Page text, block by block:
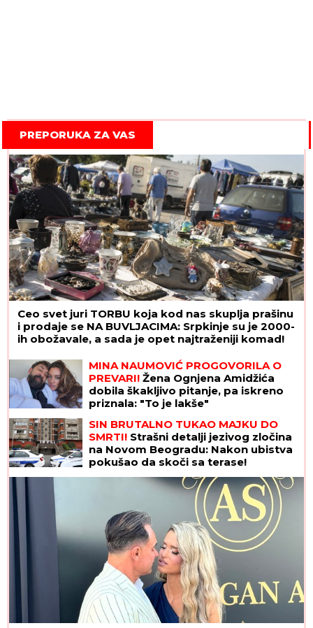
PREPORUKA ZA VAS
Ceo svet juri TORBU koja kod nas skuplja prašinu
i prodaje se NA BUVLJACIMA: Srpkinje su je 2000-
ih obožavale, a sada je opet najtraženiji komad!
MINA NAUMOVIĆ PROGOVORILA O
PREVARI! Žena Ognjena Amidžića
dobila škakljivo pitanje, pa iskreno
priznala: "To je lakše"
SIN BRUTALNO TUKAO MAJKU DO
SMRTI! Strašni detalji jezivog zločina
na Novom Beogradu: Nakon ubistva
pokušao da skoči sa terase!